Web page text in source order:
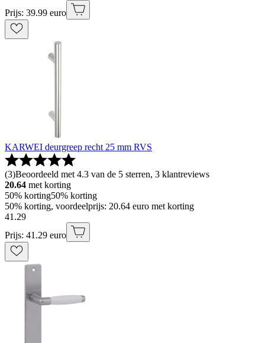
Prijs: 39.99 euro
KARWEI deurgreep recht 25 mm RVS
(3)Beoordeeld met 4.3 van de 5 sterren, 3 klantreviews
20.64 met korting
50% korting50% korting
50% korting, voordeelprijs: 20.64 euro met korting
41 .29
Prijs: 41.29 euro